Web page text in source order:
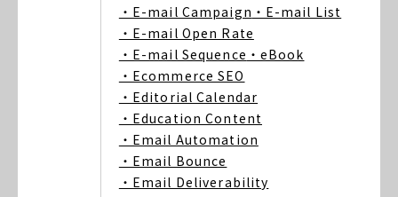
・E-mail Campaign ・E-mail List
・E-mail Open Rate
・E-mail Sequence ・eBook
・Ecommerce SEO
・Editorial Calendar
・Education Content
・Email Automation
・Email Bounce
・Email Deliverability